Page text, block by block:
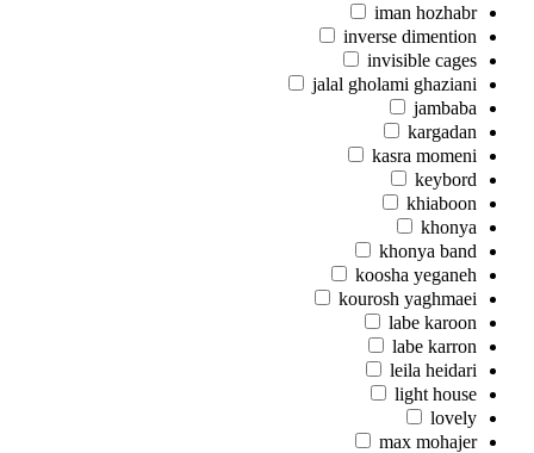
iman hozhabr
inverse dimention
invisible cages
jalal gholami ghaziani
jambaba
kargadan
kasra momeni
keybord
khiaboon
khonya
khonya band
koosha yeganeh
kourosh yaghmaei
labe karoon
labe karron
leila heidari
light house
lovely
max mohajer